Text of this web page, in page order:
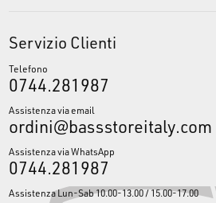
Servizio Clienti
Telefono
0744.281987
Assistenza via email
ordini@bassstoreitaly.com
Assistenza via WhatsApp
0744.281987
Assistenza Lun-Sab 10.00-13.00 / 15.00-17.00